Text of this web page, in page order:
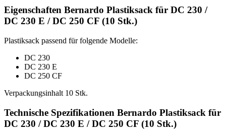
Eigenschaften Bernardo Plastiksack für DC 230 /
DC 230 E / DC 250 CF (10 Stk.)
Plastiksack passend für folgende Modelle:
DC 230
DC 230 E
DC 250 CF
Verpackungsinhalt 10 Stk.
Technische Spezifikationen Bernardo Plastiksack für
DC 230 / DC 230 E / DC 250 CF (10 Stk.)